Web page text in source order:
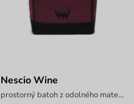
Nescio Wine
prostorný batoh z odolného materiálu